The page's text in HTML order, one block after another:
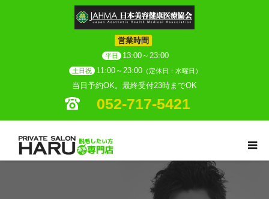
営業時間
平日 13:00～23:00
土日祝 11:00～23:00 （定休日：水曜日）
当日予約OK。最終受付23時までOK
052-717-5421